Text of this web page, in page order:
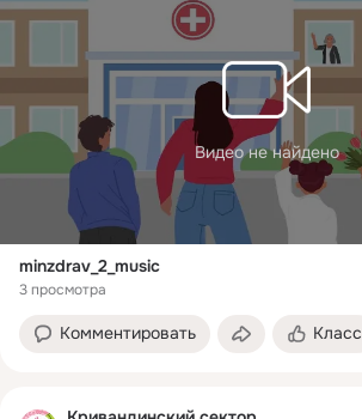
Видео не найдено
minzdrav_2_music
3 просмотра
Комментировать Класс